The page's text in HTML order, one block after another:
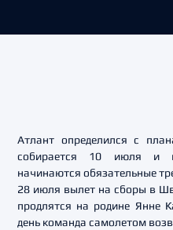
Атлант определился с
собирается 10 июля и
начинаются обязательные
28 июля вылет на сборы в
продлятся на родине Янне
день команда самолетом